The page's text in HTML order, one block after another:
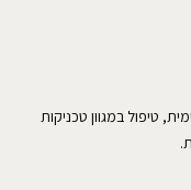
טיפול במגוון טכניקות